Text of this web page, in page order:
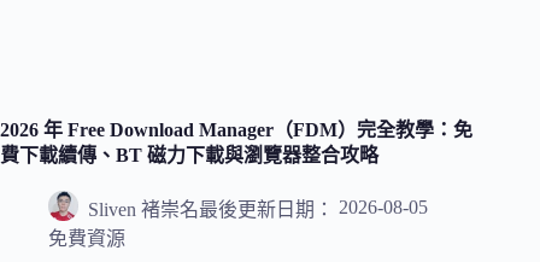
2026 年 Free Download Manager（FDM）完全教學：免
費下載續傳、BT 磁力下載與瀏覽器整合攻略
Sliven 褚崇名最後更新日期：
2026-08-05
免費資源